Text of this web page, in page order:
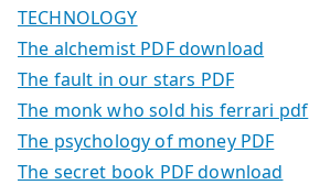
TECHNOLOGY
The alchemist PDF download
The fault in our stars PDF
The monk who sold his ferrari pdf
The psychology of money PDF
The secret book PDF download